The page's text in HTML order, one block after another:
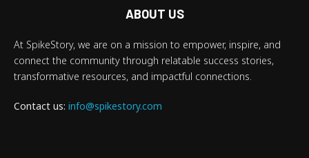
ABOUT US
At SpikeStory, we are on a mission to empower, inspire, and
connect the community through relatable success stories,
transformative resources, and impactful connections.
Contact us: info@spikestory.com